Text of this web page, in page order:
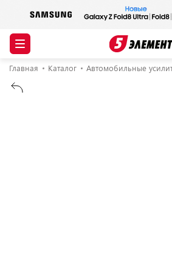
Главная Каталог Автомобильные